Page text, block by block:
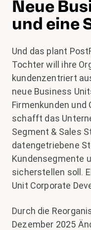
Neue
und eine
Und das plant
Tochter will ihre
kundenzentriert
neue Business
Firmenkunden und
schafft das
Segment & Sales
datengetriebene
Kundensegmente
sicherstellen soll.
Unit Corporate
Durch die
Dezember 2025